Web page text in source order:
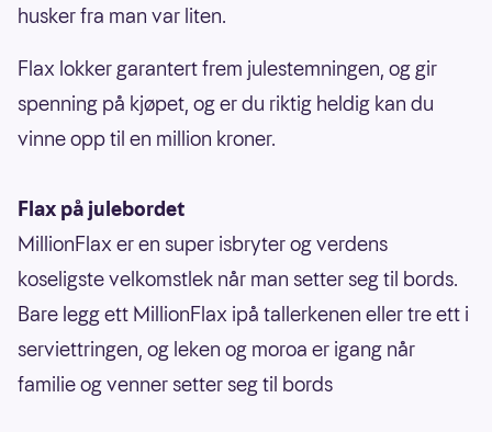
husker fra man var liten.
Flax lokker garantert frem julestemningen, og gir
spenning på kjøpet, og er du riktig heldig kan du
vinne opp til en million kroner.
Flax på julebordet
MillionFlax er en super isbryter og verdens
koseligste velkomstlek når man setter seg til bords.
Bare legg ett MillionFlax ipå tallerkenen eller tre ett i
serviettringen, og leken og moroa er igang når
familie og venner setter seg til bords